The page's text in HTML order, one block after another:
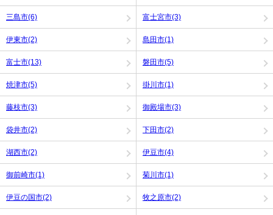
三島市(6) 富士宮市(3)
伊東市(2) 島田市(1)
富士市(13) 磐田市(5)
焼津市(5) 掛川市(1)
藤枝市(3) 御殿場市(3)
袋井市(2) 下田市(2)
湖西市(2) 伊豆市(4)
御前崎市(1) 菊川市(1)
伊豆の国市(2) 牧之原市(2)